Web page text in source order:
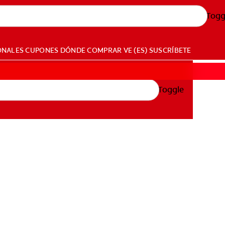
CUPONES DÓNDE COMPRAR VE (ES) SUSCRÍBETE
Toggle